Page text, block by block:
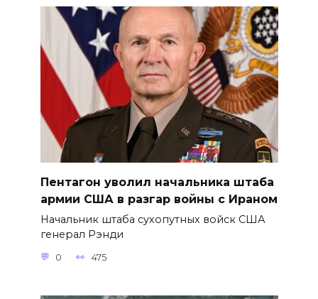
Пентагон уволил начальника штаба
армии США в разгар войны с Ираном
Начальник штаба сухопутных войск США
генерал Рэнди
0 475